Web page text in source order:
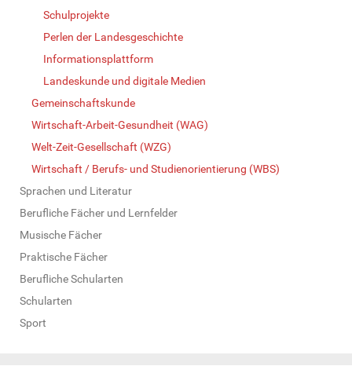
Schulprojekte
Perlen der Landesgeschichte
Informationsplattform
Landeskunde und digitale Medien
Gemeinschaftskunde
Wirtschaft-Arbeit-Gesundheit (WAG)
Welt-Zeit-Gesellschaft (WZG)
Wirtschaft / Berufs- und Studienorientierung (WBS)
Sprachen und Literatur
Berufliche Fächer und Lernfelder
Musische Fächer
Praktische Fächer
Berufliche Schularten
Schularten
Sport